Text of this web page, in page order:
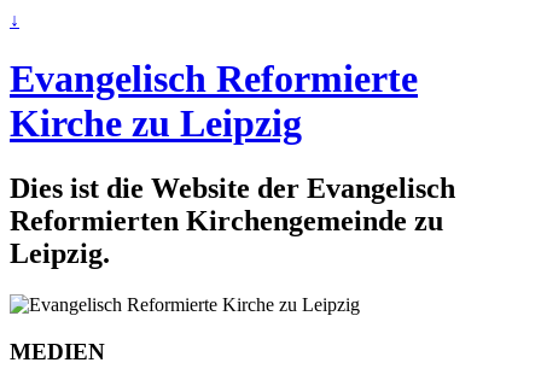
↓
Evangelisch Reformierte
Kirche zu Leipzig
Dies ist die Website der Evangelisch
Reformierten Kirchengemeinde zu
Leipzig.
MEDIEN